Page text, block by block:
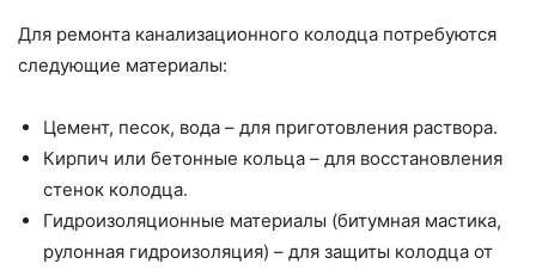
Для ремонта канализационного колодца потребуются
следующие материалы:
Цемент, песок, вода – для приготовления раствора.
Кирпич или бетонные кольца – для восстановления
стенок колодца.
Гидроизоляционные материалы (битумная мастика,
рулонная гидроизоляция) – для защиты колодца от